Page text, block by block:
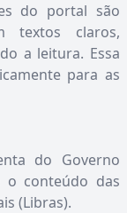
do portal são
textos claros,
a leitura. Essa
para as
do Governo
o conteúdo das
(Libras).